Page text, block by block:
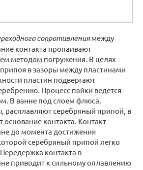
сопротивлениямежду
контакта пропаивают
методом погружения. В целях
в зазоры между пластинами
пластин подвергают
Процесс пайки ведется
В ванне под слоем флюса,
расплавляют серебряный припой, в
контакта. Контакт
до момента достижения
серебряный припой легко
Передержка контакта в
приводит к сильному оплавлению